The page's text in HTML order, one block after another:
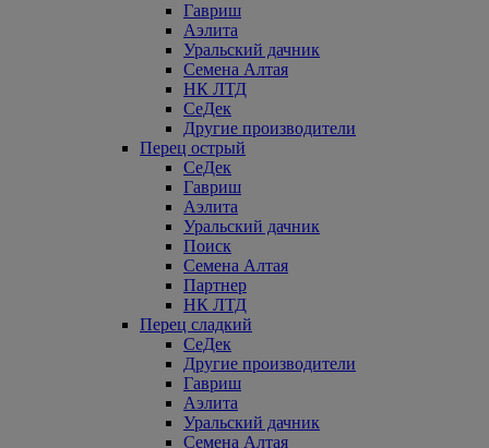
Гавриш
Аэлита
Уральский дачник
Семена Алтая
НК ЛТД
СеДек
Другие производители
Перец острый
СеДек
Гавриш
Аэлита
Уральский дачник
Поиск
Семена Алтая
Партнер
НК ЛТД
Перец сладкий
СеДек
Другие производители
Гавриш
Аэлита
Уральский дачник
Семена Алтая